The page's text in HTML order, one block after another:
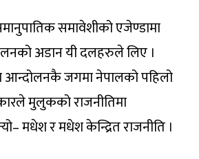
समावेशीको एजेण्डामा
अडान यी दलहरुले लिए ।
आन्दोलनकै जगमा नेपालको पहिलो
मुलुकको राजनीतिमा
मधेश र मधेश केन्द्रित राजनीति ।